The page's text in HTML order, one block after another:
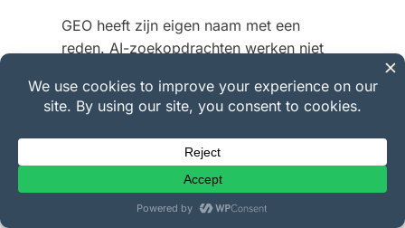
GEO heeft zijn eigen naam met een
reden. AI-zoekopdrachten werken niet
uitleggers behandelen e-commerce…